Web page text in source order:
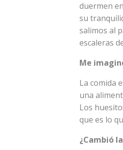
duermen
su
salimos al
escaleras
Me
La comida
una
Los
que es lo
¿Cambió